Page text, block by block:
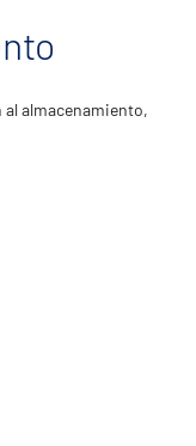
al almacenamiento,